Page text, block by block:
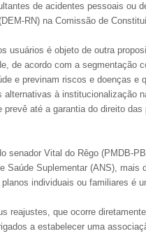
de acidentes pessoais ou
RN) na Comissão de
usuários é objeto de outra
de acordo com a segmentação
e previnam riscos e doenças
à institucionalização
até a garantia do direito
Vital do Rêgo (PMDB-
Saúde Suplementar (ANS),
individuais ou familiares é
que ocorre
a estabelecer uma